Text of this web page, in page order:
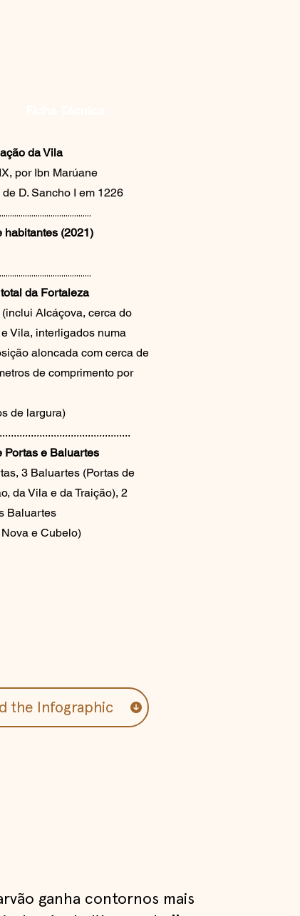
da Vila
por Ibn Marúane
de D. Sancho I em 1226
habitantes (2021)
da Fortaleza
Alcáçova, cerca do
Vila, interligados numa
aloncada com cerca de
de comprimento por
de largura)
Portas e Baluartes
3 Baluartes (Portas de
da Vila e da Traição), 2
Baluartes
e Cubelo)
the Infographic
ganha contornos mais